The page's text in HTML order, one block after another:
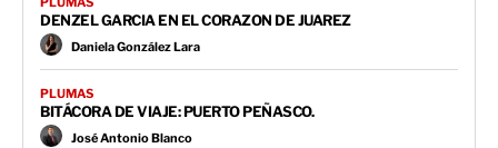
DENZEL GARCIA EN EL CORAZON DE JUAREZ
Daniela González Lara
PLUMAS
BITÁCORA DE VIAJE: PUERTO PEÑASCO.
José Antonio Blanco